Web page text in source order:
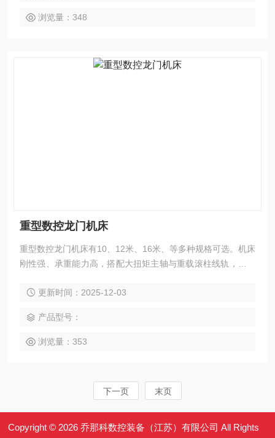
与工艺特性灵活选配。
浏览量：348
重型数控龙门机床
重型数控龙门机床有10、12米、16米、等多种规格可选。机床
刚性强、承重能力高，搭配大扭矩主轴与重载滚柱线轨，在重
装备、船舶制造、轨道交通、模具钢件、工程机械、冶金设备
动加工。整机支持模块化定制，可根据工件重量、加工区域与
工艺特性灵活选配。
更新时间：2025-12-03
产品型号：
浏览量：353
下一页 末页
Copyright © 2026 乔那科数控装备（江苏）有限公司 All Rights